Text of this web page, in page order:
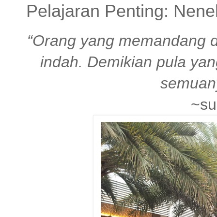
Pelajaran Penting:
“Orang yang memandang
indah. Demikian pula